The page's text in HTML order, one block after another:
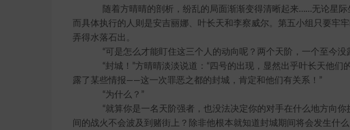
随着方晴晴的剖析，纷乱的局面渐渐变得清晰起来……无论星际
而具体执行的人则是安吉丽娜、叶长天和李察威尔。第五小组只要牢
弄得水落石出。
“可是怎么才能盯住这三个人的动向呢？两个天阶，一个至今没
“封城！”方晴晴淡淡说道：“四号的出现，显然出乎叶长天他们
露了某些情报——这一次罪恶之都的封城，肯定和他们有关系！”
“为什么？”
“就算你是一名天阶强者，也没法决定你的对手在什么地方向你
间的战火不会波及到赌街上？除非他根本就知道封城期间将会发生什